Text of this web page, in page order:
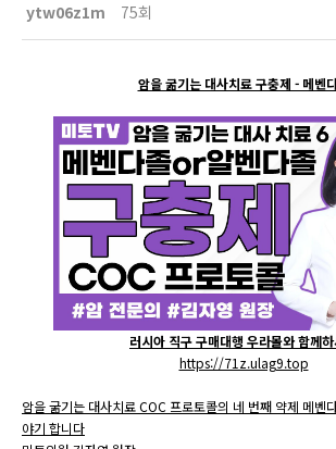
ytw06z1m 75회
암을 굶기는 대사치료 구충제 - 메벤
러시아 직구 구매대행 우라몰와 함께
https://71z.ulag9.top
암을 굶기는 대사치료 COC 프로토콜의 네 번째 약제 메벤
야기 합니다